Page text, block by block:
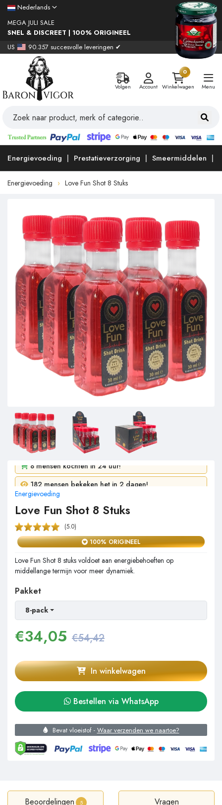
Nederlands
MEGA JULI SALE
SNEL & DISCREET | 100% ORIGINEEL
US
90.357 succesvolle leveringen ✔
Volgen Account
0
Winkelwagen
Menu
Energievoeding Prestatieverzorging Smeermiddelen
Energievoeding Love Fun Shot 8 Stuks
7e bestseller van de week
182 mensen bekeken het in 2 dagen!
Energievoeding
Love Fun Shot 8 Stuks
(5.0)
100% ORIGINEEL
Love Fun Shot 8 stuks voldoet aan energiebehoeften op
middellange termijn voor meer dynamiek.
Pakket
8-pack
€34,05 €54,42
In winkelwagen
Bestellen via WhatsApp
Bevat vloeistof - Waar verzenden we naartoe?
Beoordelingen 5 Vragen